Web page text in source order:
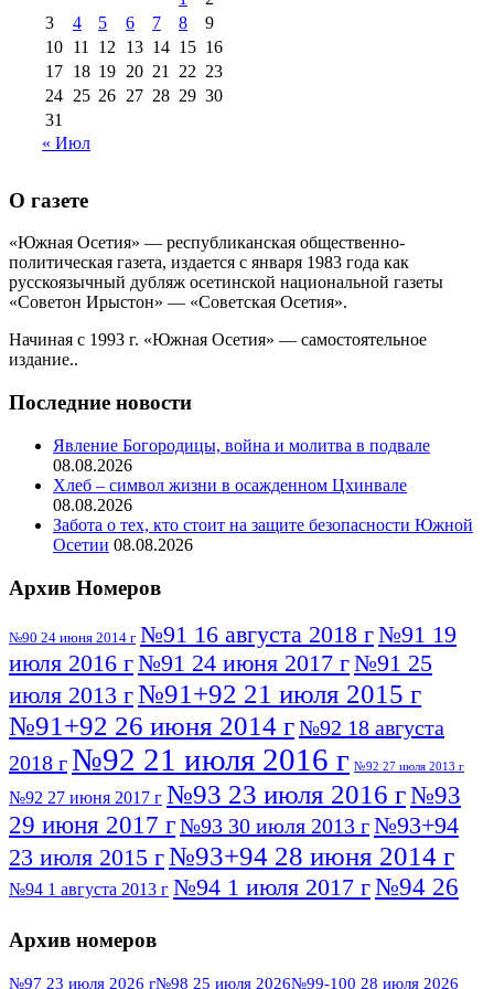
августа 2013 г
(12)
3
4 5 6 7 8
9
10 11 12 13 14 15 16
17 18 19 20 21 22 23
24 25 26 27 28 29 30
31
« Июл
О газете
«Южная Осетия» — республиканская общественно-
политическая газета, издается с января 1983 года как
русскоязычный дубляж осетинской национальной газеты
«Советон Ирыстон» — «Советская Осетия».
Начиная с 1993 г. «Южная Осетия» — самостоятельное
издание..
Последние новости
Явление Богородицы, война и молитва в подвале
08.08.2026
Хлеб – символ жизни в осажденном Цхинвале
08.08.2026
Забота о тех, кто стоит на защите безопасности Южной
Осетии 08.08.2026
Архив Номеров
№90 24 июня 2014 г №91 16 августа 2018 г№91 19
июля 2016 г№91 24 июня 2017 г№91 25
июля 2013 г№91+92 21 июля 2015 г
№91+92 26 июня 2014 г№92 18 августа
2018 г№92 21 июля 2016 г №92 27 июля 2013 г
№92 27 июня 2017 г №93 23 июля 2016 г№93
29 июня 2017 г№93 30 июля 2013 г№93+94
23 июля 2015 г№93+94 28 июня 2014 г
№94 1 августа 2013 г №94 1 июля 2017 г№94 26
№95 7 августа 2012 г
№95 28 июля 2016 г №95+96 3 августа
Архив номеров
№97 23 июля 2026 г№98 25 июля 2026№99-100 28 июля 2026